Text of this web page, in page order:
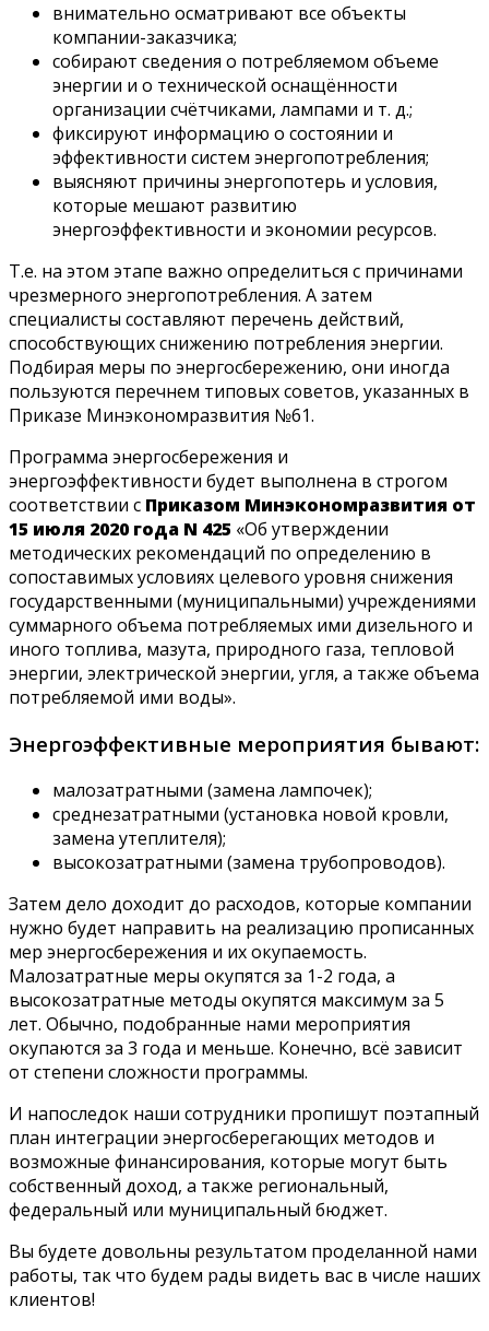
внимательно осматривают все объекты
компании-заказчика;
собирают сведения о потребляемом объеме
энергии и о технической оснащённости
организации счётчиками, лампами и т. д.;
фиксируют информацию о состоянии и
эффективности систем энергопотребления;
выясняют причины энергопотерь и условия,
которые мешают развитию
энергоэффективности и экономии ресурсов.
Т.е. на этом этапе важно определиться с причинами
чрезмерного энергопотребления. А затем
специалисты составляют перечень действий,
способствующих снижению потребления энергии.
Подбирая меры по энергосбережению, они иногда
пользуются перечнем типовых советов, указанных в
Приказе Минэкономразвития №61.
Программа энергосбережения и
энергоэффективности будет выполнена в строгом
соответствии с Приказом Минэкономразвития от
15 июля 2020 года N 425 «Об утверждении
методических рекомендаций по определению в
сопоставимых условиях целевого уровня снижения
государственными (муниципальными) учреждениями
суммарного объема потребляемых ими дизельного и
иного топлива, мазута, природного газа, тепловой
энергии, электрической энергии, угля, а также объема
потребляемой ими воды».
Энергоэффективные мероприятия бывают:
малозатратными (замена лампочек);
среднезатратными (установка новой кровли,
замена утеплителя);
высокозатратными (замена трубопроводов).
Затем дело доходит до расходов, которые компании
нужно будет направить на реализацию прописанных
мер энергосбережения и их окупаемость.
Малозатратные меры окупятся за 1-2 года, а
высокозатратные методы окупятся максимум за 5
лет. Обычно, подобранные нами мероприятия
окупаются за 3 года и меньше. Конечно, всё зависит
от степени сложности программы.
И напоследок наши сотрудники пропишут поэтапный
план интеграции энергосберегающих методов и
возможные финансирования, которые могут быть
собственный доход, а также региональный,
федеральный или муниципальный бюджет.
Вы будете довольны результатом проделанной нами
работы, так что будем рады видеть вас в числе наших
клиентов!